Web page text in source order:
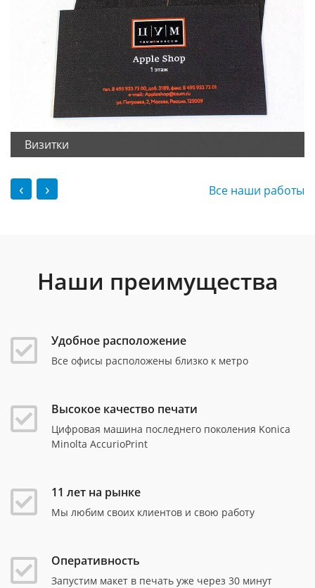
Визитки
‹ › Все наши работы
Наши преимущества
Удобное расположение
Все офисы расположены близко к метро
Высокое качество печати
Цифровая машина последнего поколения Konica
Minolta AccurioPrint
11 лет на рынке
Мы любим своих клиентов и свою работу
Оперативность
Запустим макет в печать уже через 30 минут